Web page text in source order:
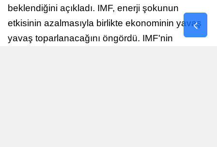
beklendiğini açıkladı. IMF, enerji şokunun
etkisinin azalmasıyla birlikte ekonominin yavaş
yavaş toparlanacağını öngördü. IMF'nin